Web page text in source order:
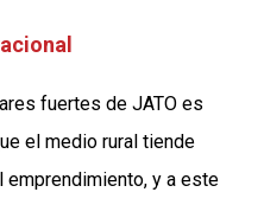
fuertes de JATO es
el medio rural tiende
emprendimiento, y a este